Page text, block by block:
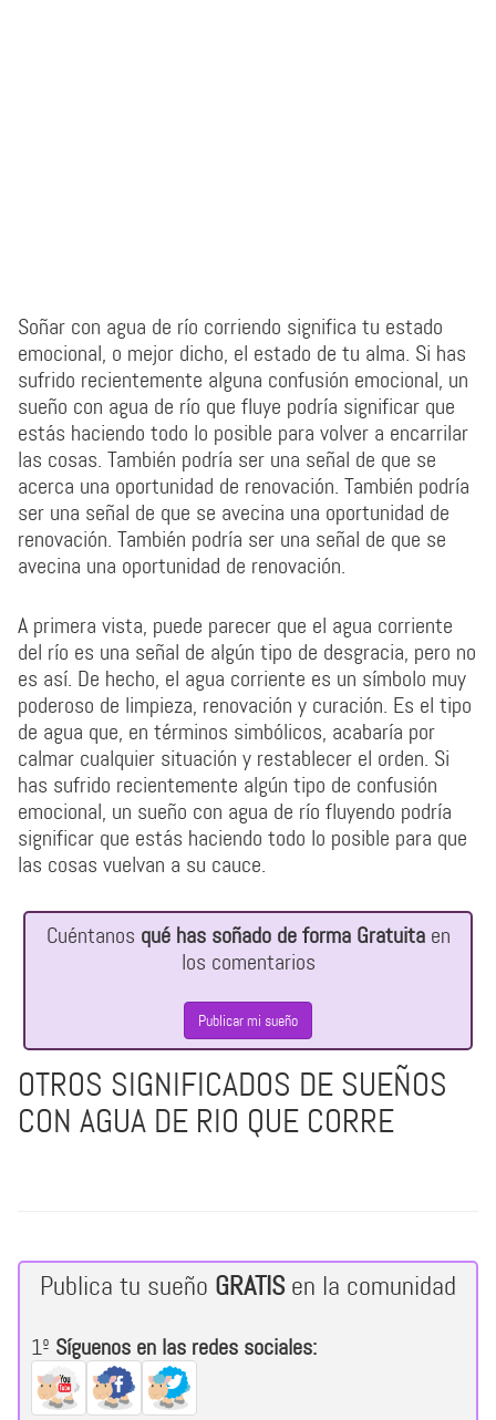
Soñar con agua de río corriendo significa tu estado
emocional, o mejor dicho, el estado de tu alma. Si has
sufrido recientemente alguna confusión emocional, un
sueño con agua de río que fluye podría significar que
estás haciendo todo lo posible para volver a encarrilar
las cosas. También podría ser una señal de que se
acerca una oportunidad de renovación. También podría
ser una señal de que se avecina una oportunidad de
renovación. También podría ser una señal de que se
avecina una oportunidad de renovación.
A primera vista, puede parecer que el agua corriente
del río es una señal de algún tipo de desgracia, pero no
es así. De hecho, el agua corriente es un símbolo muy
poderoso de limpieza, renovación y curación. Es el tipo
de agua que, en términos simbólicos, acabaría por
calmar cualquier situación y restablecer el orden. Si
has sufrido recientemente algún tipo de confusión
emocional, un sueño con agua de río fluyendo podría
significar que estás haciendo todo lo posible para que
las cosas vuelvan a su cauce.
Cuéntanos qué has soñado de forma Gratuitaen
los comentarios
Publicar mi sueño
OTROS SIGNIFICADOS DE SUEÑOS
CON AGUA DE RIO QUE CORRE
Publica tu sueño GRATISen la comunidad
1º Síguenos en las redes sociales: